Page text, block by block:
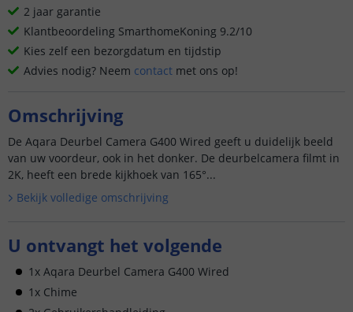
2 jaar garantie
Klantbeoordeling SmarthomeKoning 9.2/10
Kies zelf een bezorgdatum en tijdstip
Advies nodig? Neem contact met ons op!
Omschrijving
De Aqara Deurbel Camera G400 Wired geeft u duidelijk beeld
van uw voordeur, ook in het donker. De deurbelcamera filmt in
2K, heeft een brede kijkhoek van 165°...
Bekijk volledige omschrijving
U ontvangt het volgende
1x Aqara Deurbel Camera G400 Wired
1x Chime